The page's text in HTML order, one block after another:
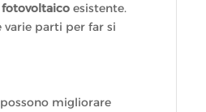
esistente.
parti per far si
migliorare